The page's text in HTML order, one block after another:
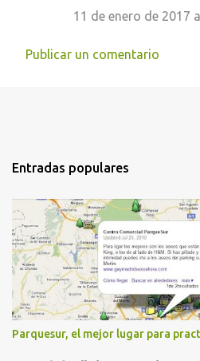
11 de enero de 2017
Publicar un comentario
Entradas populares
Parquesur, el mejor lugar para